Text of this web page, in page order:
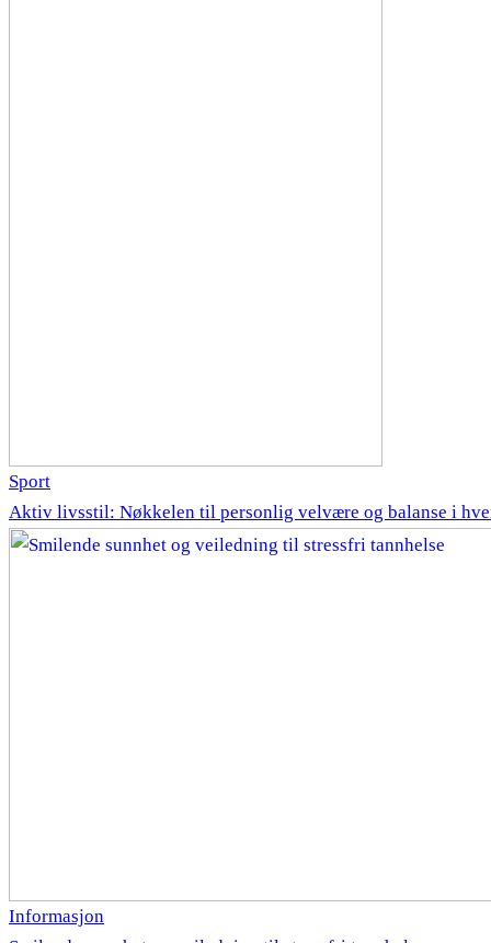
Sport
Aktiv livsstil: Nøkkelen til personlig velvære og balanse i
Informasjon